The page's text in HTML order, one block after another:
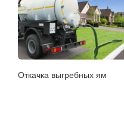
Откачка выгребных ям